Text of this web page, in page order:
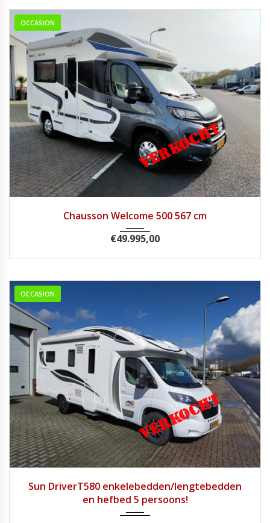
OCCASION
Chausson Welcome 500 567 cm
€49.995,00
OCCASION
Sun DriverT580 enkelebedden/lengtebedden
en hefbed 5 persoons!